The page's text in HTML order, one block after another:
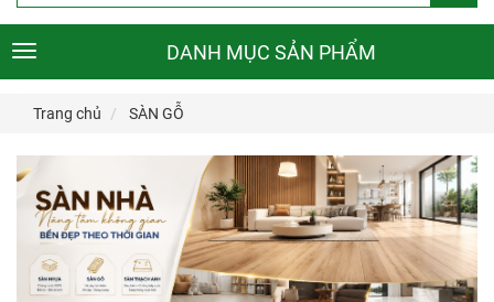
Toggle
DANH MỤC SẢN PHẨM
Trang chủ SÀN GỖ